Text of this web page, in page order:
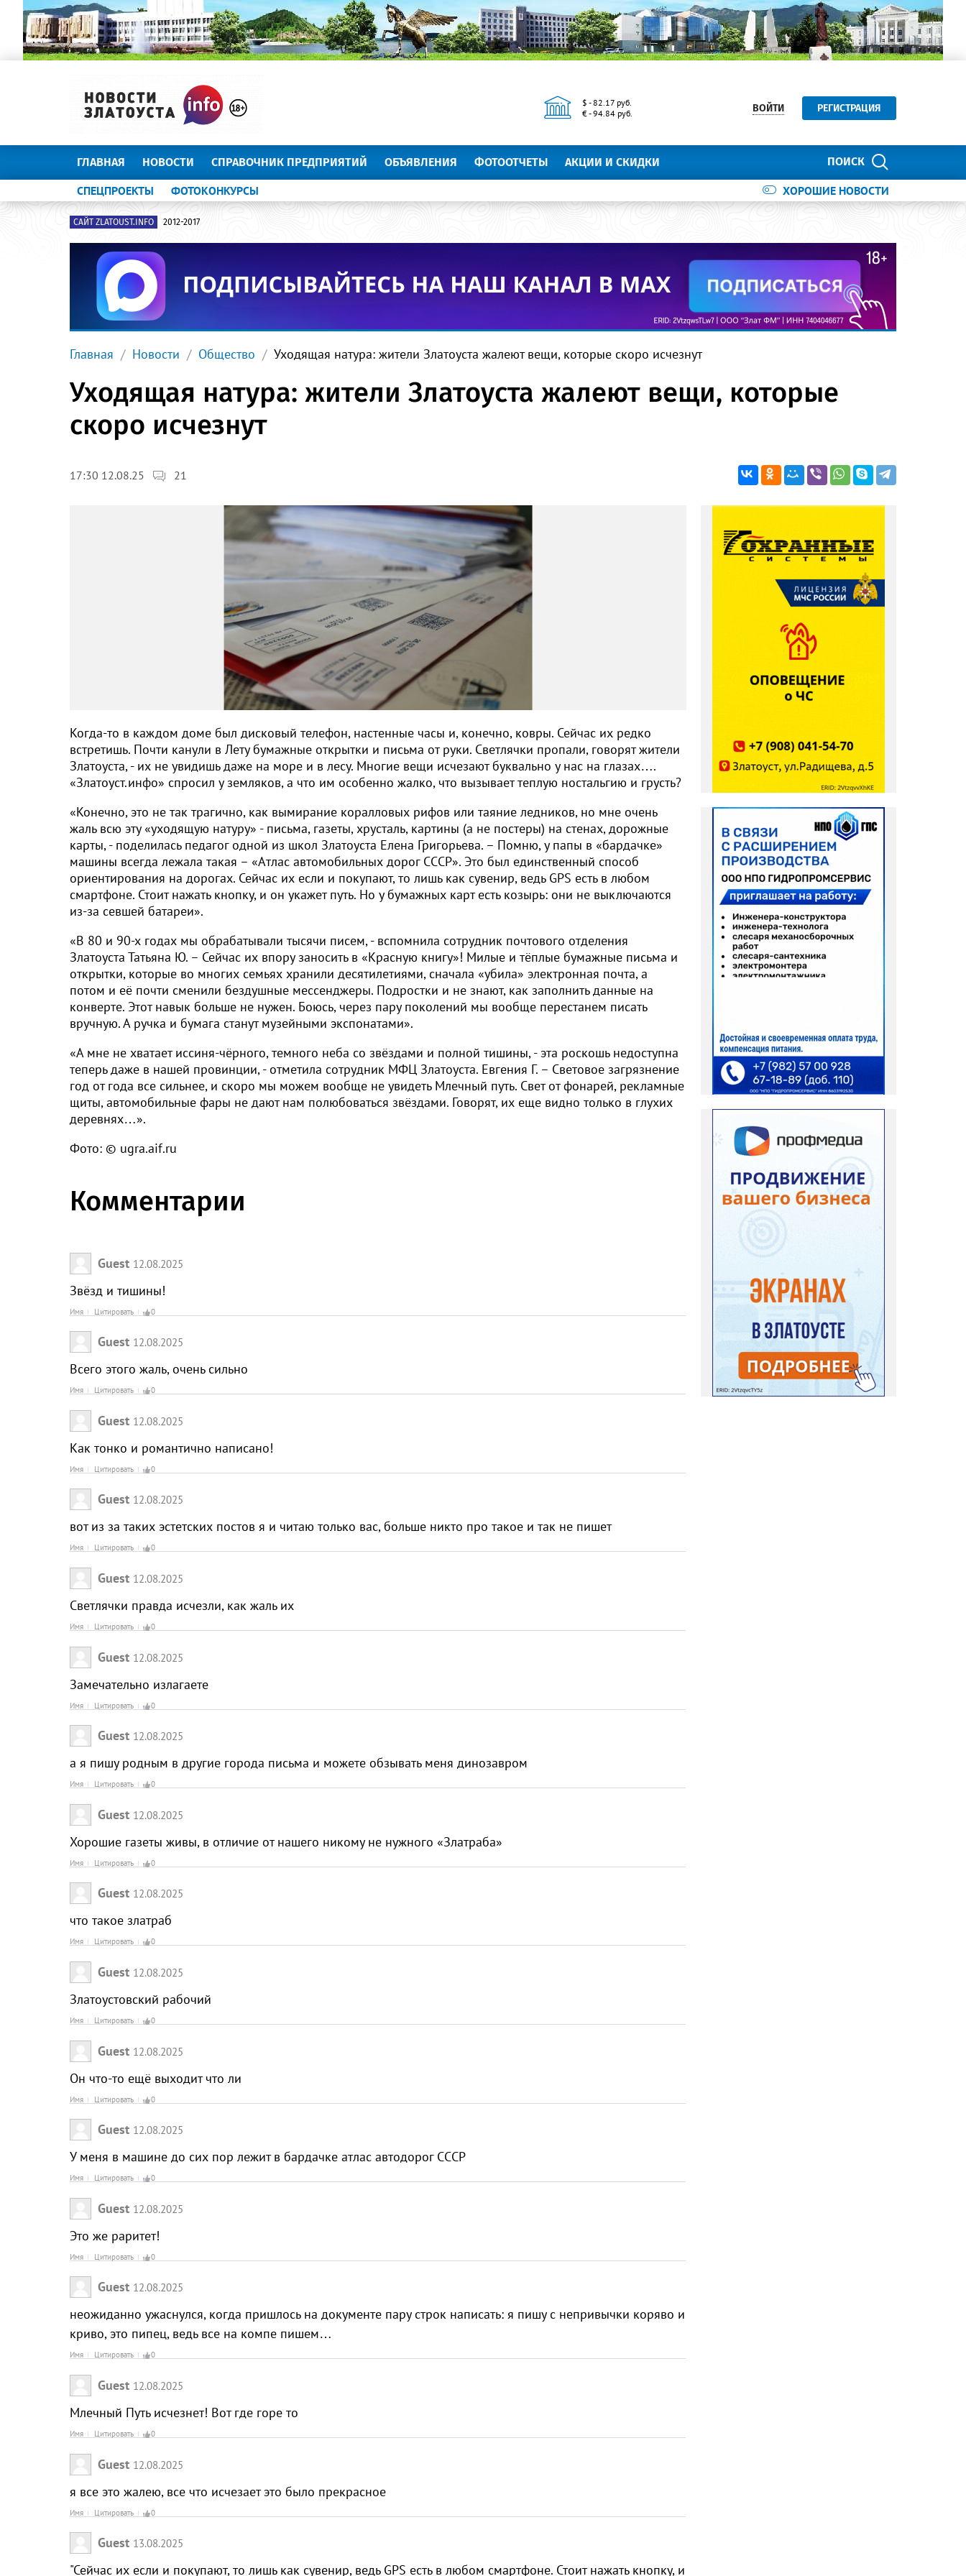
$ - 82.17 руб.
€ - 94.84 руб.
ВОЙТИ РЕГИСТРАЦИЯ
ПОИСК
ГЛАВНАЯ НОВОСТИ СПРАВОЧНИК ПРЕДПРИЯТИЙ ОБЪЯВЛЕНИЯ ФОТООТЧЕТЫ АКЦИИ И СКИДКИ
ХОРОШИЕ НОВОСТИ
СПЕЦПРОЕКТЫ ФОТОКОНКУРСЫ
САЙТ ZLATOUST.INFO 2012-2017
Главная Новости Общество Уходящая натура: жители Златоуста жалеют вещи, которые скоро исчезнут
Уходящая натура: жители Златоуста жалеют вещи, которые
скоро исчезнут
17:30 12.08.25 21
Когда-то в каждом доме был дисковый телефон, настенные часы и, конечно, ковры. Сейчас их редко
встретишь. Почти канули в Лету бумажные открытки и письма от руки. Светлячки пропали, говорят жители
Златоуста, - их не увидишь даже на море и в лесу. Многие вещи исчезают буквально у нас на глазах….
«Златоуст.инфо» спросил у земляков, а что им особенно жалко, что вызывает теплую ностальгию и грусть?
«Конечно, это не так трагично, как вымирание коралловых рифов или таяние ледников, но мне очень
жаль всю эту «уходящую натуру» - письма, газеты, хрусталь, картины (а не постеры) на стенах, дорожные
карты, - поделилась педагог одной из школ Златоуста Елена Григорьева. – Помню, у папы в «бардачке»
машины всегда лежала такая – «Атлас автомобильных дорог СССР». Это был единственный способ
ориентирования на дорогах. Сейчас их если и покупают, то лишь как сувенир, ведь GPS есть в любом
смартфоне. Стоит нажать кнопку, и он укажет путь. Но у бумажных карт есть козырь: они не выключаются
из-за севшей батареи».
«В 80 и 90-х годах мы обрабатывали тысячи писем, - вспомнила сотрудник почтового отделения
Златоуста Татьяна Ю. – Сейчас их впору заносить в «Красную книгу»! Милые и тёплые бумажные письма и
открытки, которые во многих семьях хранили десятилетиями, сначала «убила» электронная почта, а
потом и её почти сменили бездушные мессенджеры. Подростки и не знают, как заполнить данные на
конверте. Этот навык больше не нужен. Боюсь, через пару поколений мы вообще перестанем писать
вручную. А ручка и бумага станут музейными экспонатами».
«А мне не хватает иссиня-чёрного, темного неба со звёздами и полной тишины, - эта роскошь недоступна
теперь даже в нашей провинции, - отметила сотрудник МФЦ Златоуста. Евгения Г. – Световое загрязнение
год от года все сильнее, и скоро мы можем вообще не увидеть Млечный путь. Свет от фонарей, рекламные
щиты, автомобильные фары не дают нам полюбоваться звёздами. Говорят, их еще видно только в глухих
деревнях…».
Фото: © ugra.aif.ru
Комментарии
Guest 12.08.2025
Звёзд и тишины!
Имя Цитировать 0
Guest 12.08.2025
Всего этого жаль, очень сильно
Имя Цитировать 0
Guest 12.08.2025
Как тонко и романтично написано!
Имя Цитировать 0
Guest 12.08.2025
вот из за таких эстетских постов я и читаю только вас, больше никто про такое и так не пишет
Имя Цитировать 0
Guest 12.08.2025
Светлячки правда исчезли, как жаль их
Имя Цитировать 0
Guest 12.08.2025
Замечательно излагаете
Имя Цитировать 0
Guest 12.08.2025
а я пишу родным в другие города письма и можете обзывать меня динозавром
Имя Цитировать 0
Guest 12.08.2025
Хорошие газеты живы, в отличие от нашего никому не нужного «Златраба»
Имя Цитировать 0
Guest 12.08.2025
что такое златраб
Имя Цитировать 0
Guest 12.08.2025
Златоустовский рабочий
Имя Цитировать 0
Guest 12.08.2025
Он что-то ещё выходит что ли
Имя Цитировать 0
Guest 12.08.2025
У меня в машине до сих пор лежит в бардачке атлас автодорог СССР
Имя Цитировать 0
Guest 12.08.2025
Это же раритет!
Имя Цитировать 0
Guest 12.08.2025
неожиданно ужаснулся, когда пришлось на документе пару строк написать: я пишу с непривычки коряво и
криво, это пипец, ведь все на компе пишем…
Имя Цитировать 0
Guest 12.08.2025
Млечный Путь исчезнет! Вот где горе то
Имя Цитировать 0
Guest 12.08.2025
я все это жалею, все что исчезает это было прекрасное
Имя Цитировать 0
Guest 13.08.2025
"Сейчас их если и покупают, то лишь как сувенир, ведь GPS есть в любом смартфоне. Стоит нажать кнопку, и